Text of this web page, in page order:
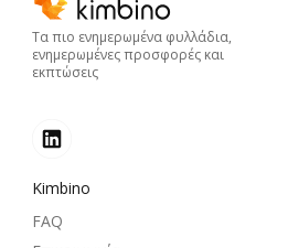
Τα πιο ενημερωμένα φυλλάδια,
ενημερωμένες προσφορές και
εκπτώσεις
Kimbino
FAQ